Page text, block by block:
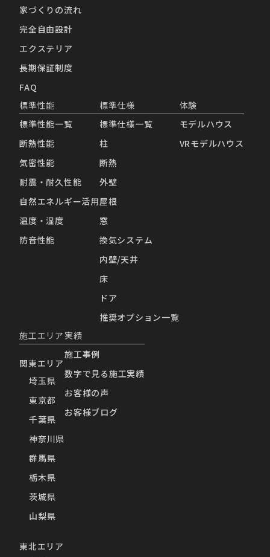
家づくりの流れ
完全自由設計
エクステリア
長期保証制度
FAQ
標準性能
標準性能一覧
断熱性能
気密性能
耐震・耐久性能
自然エネルギー活用
温度・湿度
防音性能
標準仕様
標準仕様一覧
柱
断熱
外壁
屋根
窓
換気システム
内壁/天井
床
ドア
推奨オプション一覧
体験
モデルハウス
VRモデルハウス
施工エリア
関東エリア
埼玉県
東京都
千葉県
神奈川県
群馬県
栃木県
茨城県
山梨県
東北エリア
実績
施工事例
数字で見る施工実績
お客様の声
お客様ブログ